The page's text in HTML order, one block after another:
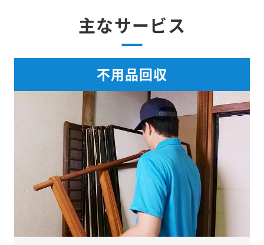
主なサービス
不用品回収